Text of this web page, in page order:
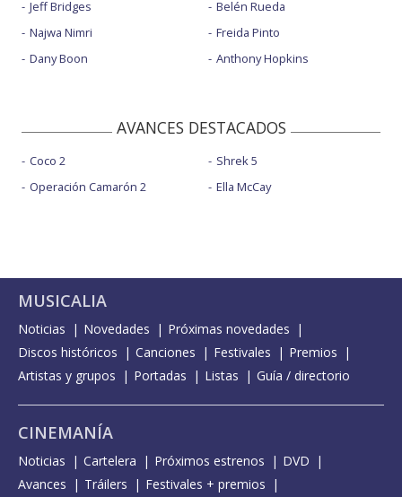
Jeff Bridges
Najwa Nimri
Dany Boon
Belén Rueda
Freida Pinto
Anthony Hopkins
AVANCES DESTACADOS
Coco 2
Operación Camarón 2
Shrek 5
Ella McCay
MUSICALIA
Noticias Novedades
Próximas novedades
Discos históricos
Canciones Festivales
Premios
Artistas y grupos
Portadas Listas Guía / directorio
CINEMANÍA
Noticias Cartelera Próximos estrenos
DVD
Avances
Tráilers Festivales + premios